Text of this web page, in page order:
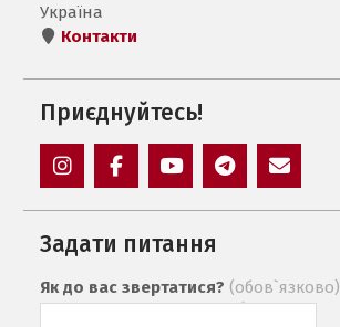
Україна
Контакти
Приєднуйтесь!
Задати питання
Як до вас звертатися? (обов`язково)